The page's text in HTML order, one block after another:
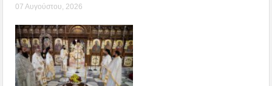
07 Αυγούστου, 2026